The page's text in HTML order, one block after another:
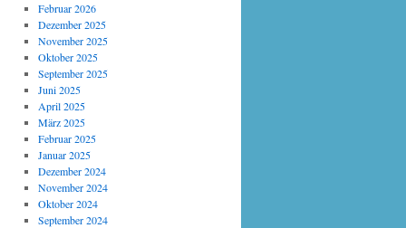
Februar 2026
Dezember 2025
November 2025
Oktober 2025
September 2025
Juni 2025
April 2025
März 2025
Februar 2025
Januar 2025
Dezember 2024
November 2024
Oktober 2024
September 2024